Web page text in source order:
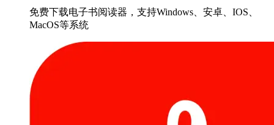
免费下载电子书阅读器，支持Windows、安卓、IOS、
MacOS等系统